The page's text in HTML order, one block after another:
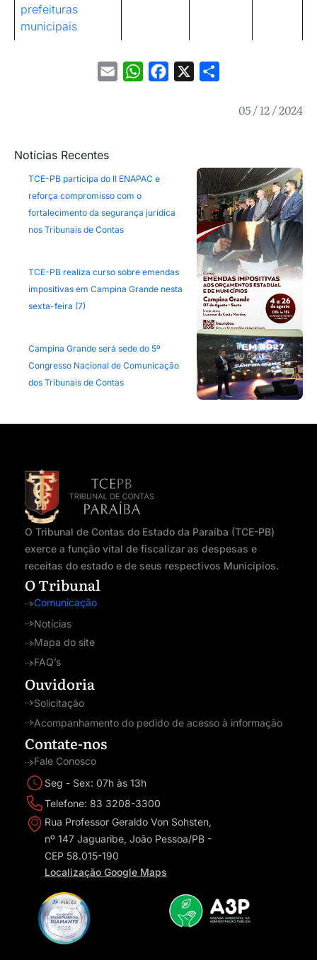
prefeituras
municipais
Email WhatsAppFacebook
05 / 12 / 2024
Notícias Recentes
TCE-PB participa do II ENAPAC e
reforça compromisso com o
fortalecimento da segurança jurídica
nos Tribunais de Contas
TCE-PB realiza curso sobre emendas
impositivas em Campina Grande nesta
sexta-feira (7)
Campina Grande será sede do 5º
Congresso Nacional de Comunicação
dos Tribunais de Contas
O Tribunal de Contas do Estado da Paraíba (TCE-PB)
exerce a função vital de fiscalizar as despesas e
receitas do estado e de seus respectivos Municípios.
O Tribunal
Comunicação
Notícias
Mapa do site
FAQ’s
Ouvidoria
Solicitação
Acompanhamento do pedido de acesso à informação
Contate-nos
Fale Conosco
Seg - Sex: 07h às 13h
Telefone: 83 3208-3300
Rua Professor Geraldo Von Sohsten,
nº 147 Jaguaribe, João Pessoa/PB -
CEP 58.015-190
Localização Google Maps